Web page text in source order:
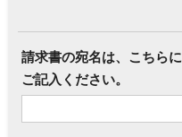
請求書の宛名は、こちらに
ご記入ください。